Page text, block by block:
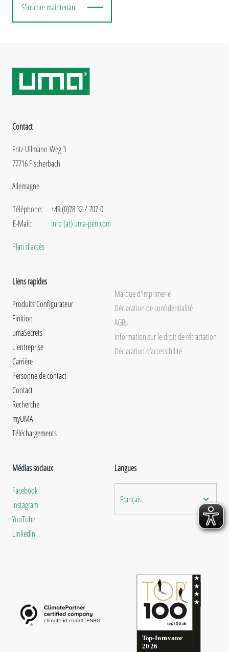
S'inscrire maintenant
Contact
Fritz-Ullmann-Weg 3
77716 Fischerbach
Allemagne
Téléphone:
E-Mail:
+49 (0)78 32 / 707-0
info (at) uma-pen.com
Plan d'accès
Liens rapides
Produits Configurateur
Finition
umaSecrets
L'entreprise
Carrière
Personne de contact
Contact
Recherche
myUMA
Téléchargements
Marque d'imprimerie
Déclaration de confidentialité
AGBs
Information sur le droit de rétractation
Déclaration d’accessibilité
Médias sociaux
Facebook
Instagram
YouTube
LinkedIn
Langues
Français